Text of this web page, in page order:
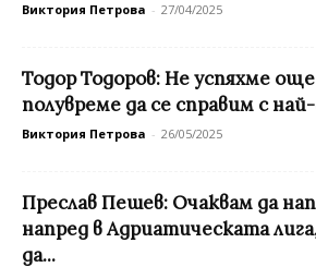
Виктория Петрова - 27/04/2025
Тодор Тодоров: Не успяхме
полувреме да се справим с
Виктория Петрова - 26/05/2025
Преслав Пешев: Очаквам да
напред в Адриатическата
да...